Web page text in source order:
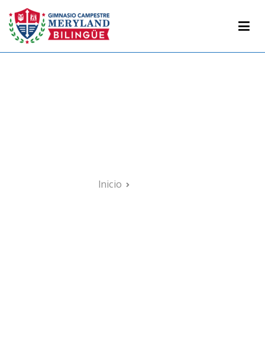
Gimnasio Campestre Meryland Bilingüe
Colegio Bilingüe Campestre ubicado en Chía
Inicio